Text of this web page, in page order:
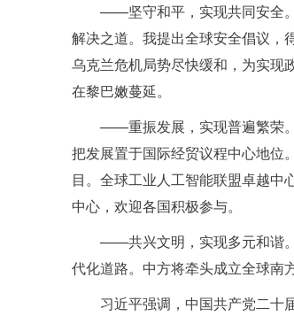
——坚守和平，实现共同安全
解决之道。我提出全球安全倡议，
乌克兰危机局势尽快缓和，为实现
在黎巴嫩蔓延。
——重振发展，实现普遍繁荣
把发展置于国际经贸议程中心地位
目。全球工业人工智能联盟卓越中
中心，欢迎各国积极参与。
——共兴文明，实现多元和谐
代化道路。中方将牵头成立全球南
习近平强调，中国共产党二十